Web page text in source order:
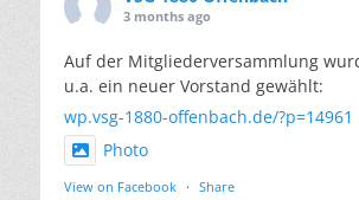
3 months ago
Auf der Mitgliederversammlung
u.a. ein neuer Vorstand gewählt:
wp.vsg-1880-offenbach.de/?p=14961
Photo
View on Facebook · Share